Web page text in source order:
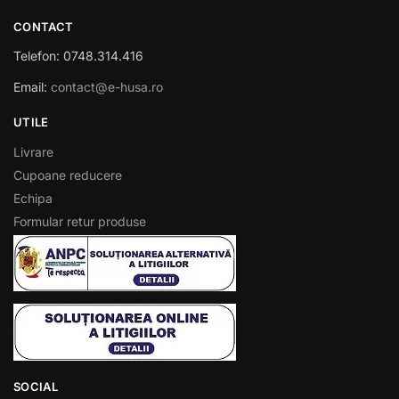
CONTACT
Telefon: 0748.314.416
Email: contact@e-husa.ro
UTILE
Livrare
Cupoane reducere
Echipa
Formular retur produse
SOCIAL